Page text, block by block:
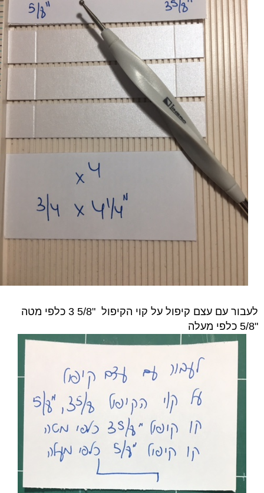
לעבור עם עצם קיפול על קוי הקיפול "5/8 3 כלפי מטה
"5/8 כלפי מעלה